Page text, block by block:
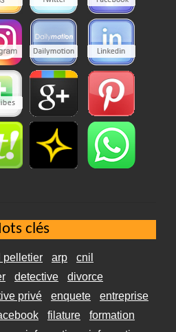
clés
pelletier arp
cnil
detective
divorce
privé enquete
entreprise
filature
formation